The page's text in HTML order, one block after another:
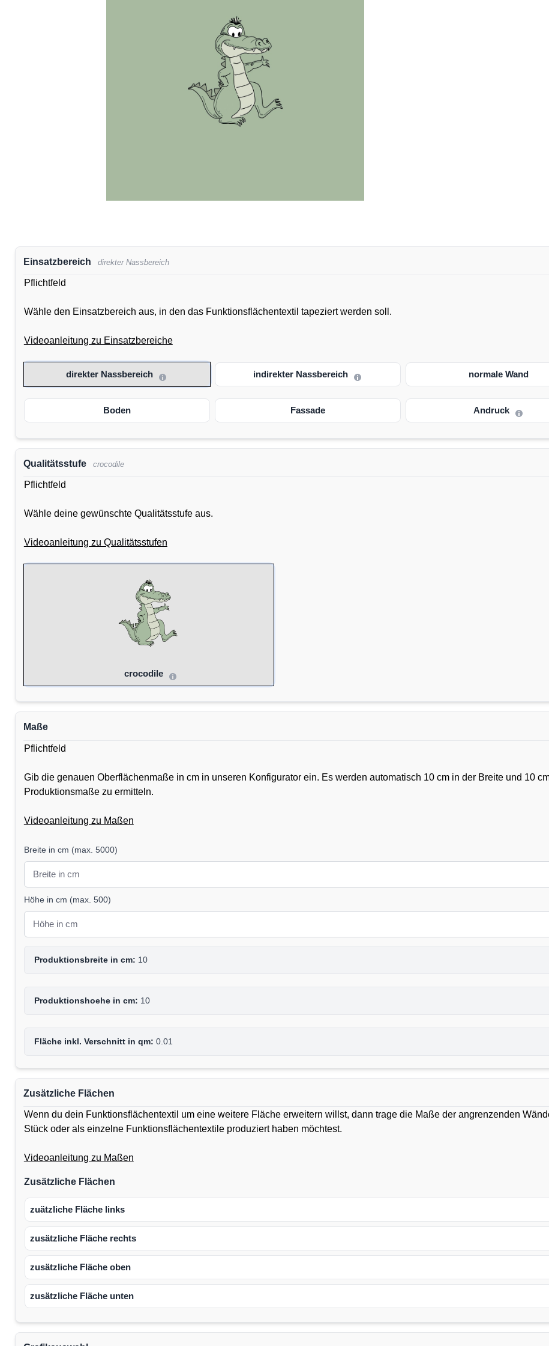
Einsatzbereich direkter Nassbereich
Pflichtfeld
Wähle den Einsatzbereich aus, in den das Funktionsflächentextil tapeziert werden soll.
Videoanleitung zu Einsatzbereiche
direkter Nassbereich indirekter Nassbereich normale Wand
Boden Fassade Andruck
Qualitätsstufe crocodile
Pflichtfeld
Wähle deine gewünschte Qualitätsstufe aus.
Videoanleitung zu Qualitätsstufen
crocodile
Maße
Pflichtfeld
Gib die genauen Oberflächenmaße in cm in unseren Konfigurator ein. Es werden automatisch 10 cm in der Breite und 10
Produktionsmaße zu ermitteln.
Videoanleitung zu Maßen
Breite in cm (max. 5000)
Höhe in cm (max. 500)
Produktionsbreite in cm: 10
Produktionshoehe in cm: 10
Fläche inkl. Verschnitt in qm: 0.01
Zusätzliche Flächen
Wenn du dein Funktionsflächentextil um eine weitere Fläche erweitern willst, dann trage die Maße der angrenzenden
Stück oder als einzelne Funktionsflächentextile produziert haben möchtest.
Videoanleitung zu Maßen
Zusätzliche Flächen
zuätzliche Fläche links
zusätzliche Fläche rechts
zusätzliche Fläche oben
zusätzliche Fläche unten